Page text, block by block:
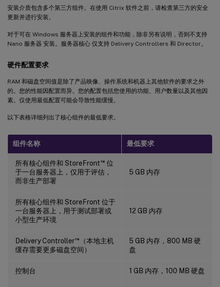
安装介质包含多个第三方组件。在使用 Citrix 软件之前，请检查第三方的安全
更新并进行安装。
对于可在 Windows 服务器上安装的组件和功能，除非另有说明，否则不支持
Nano 服务器 安装。服务器核心 仅支持 Delivery Controllers 和 Director。
硬件配置要求
RAM 和磁盘空间值是除了产品映像、操作系统和机器上其他软件的要求之外
的。您的性能因配置而异。您的配置包括您使用的功能、用户数量以及其他因
素。仅使用最低配置可能会导致性能缓慢。
以下表格详细列出了核心组件的最低要求。
组件名称 最低要求
所有核心组件和 StoreFront™ 位
于一台服务器上，仅用于评估，
而非生产部署
5 GB 内存
所有核心组件和 StoreFront 位于
一台服务器上，用于测试部署或
小型生产环境
12 GB 内存
Delivery Controller™
（本地主机
缓存需要更多磁盘空间）
5 GB 内存，800 MB 硬
盘
控制台 1 GB 内存，100 MB 硬盘